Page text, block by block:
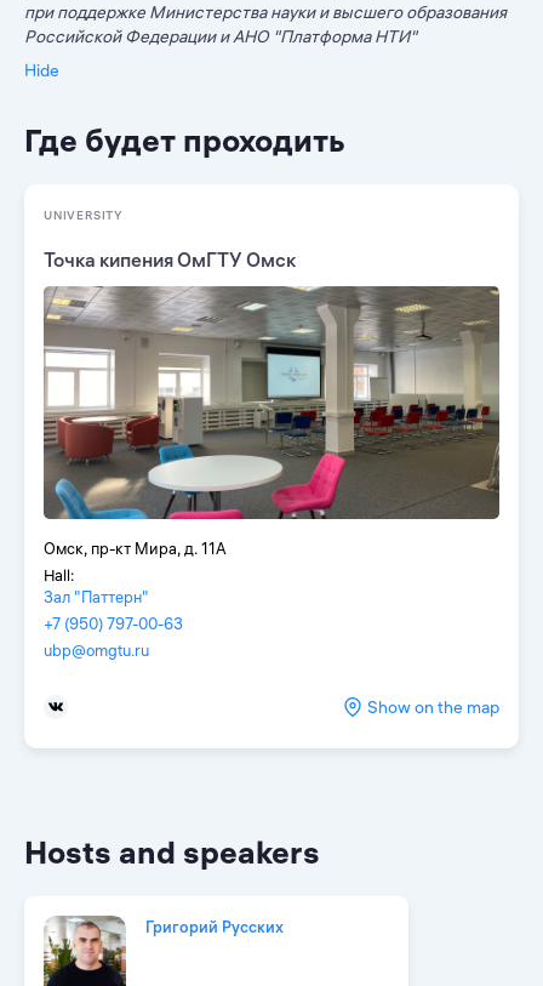
при поддержке Министерства науки и высшего образования
Российской Федерации и АНО "Платформа НТИ"
Hide
Где будет проходить
UNIVERSITY
Точка кипения ОмГТУ Омск
Омск, пр-кт Мира, д. 11А
Hall:
Зал "Паттерн"
+7 (950) 797-00-63
ubp@omgtu.ru
Show on the map
Hosts and speakers
Григорий Русских